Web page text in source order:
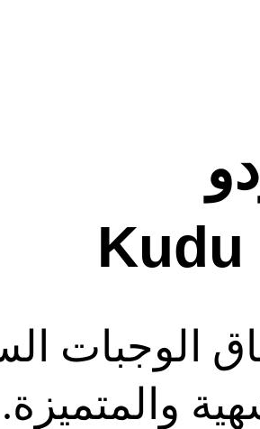
الوجبات
والمتميزة.
Kudu